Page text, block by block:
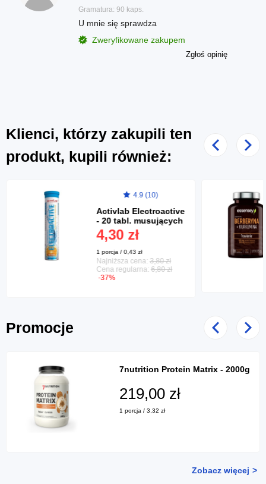
Gramatura: 90 kaps.
U mnie się sprawdza
Zweryfikowane zakupem
Zgłoś opinię
Klienci, którzy zakupili ten
produkt, kupili również:
Poprzedni
4.9 (10)
Activlab Electroactive
- 20 tabl. musujących
4,30 zł
1 porcja / 0,43 zł
Najniższa cena: 3,80 zł
Cena regularna: 6,80 zł
-37%
Promocje Poprzedni
7nutrition Protein Matrix - 2000g
219,00 zł
1 porcja / 3,32 zł
Zobacz więcej